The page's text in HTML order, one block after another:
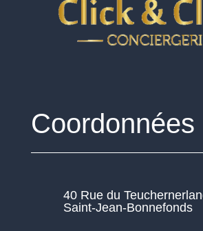
Coordonnées
40 Rue du
Saint-Jean-Bonnefonds